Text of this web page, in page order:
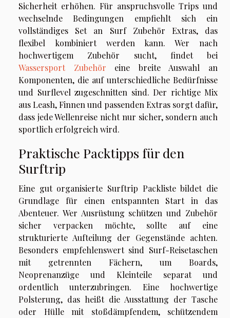
Sicherheit erhöhen. Für anspruchsvolle Trips und
wechselnde Bedingungen empfiehlt sich ein
vollständiges Set an Surf Zubehör Extras, das
flexibel kombiniert werden kann. Wer nach
hochwertigem Zubehör sucht, findet bei
Wassersport Zubehör eine breite Auswahl an
Komponenten, die auf unterschiedliche Bedürfnisse
und Surflevel zugeschnitten sind. Der richtige Mix
aus Leash, Finnen und passenden Extras sorgt dafür,
dass jede Wellenreise nicht nur sicher, sondern auch
sportlich erfolgreich wird.
Praktische Packtipps für den
Surftrip
Eine gut organisierte Surftrip Packliste bildet die
Grundlage für einen entspannten Start in das
Abenteuer. Wer Ausrüstung schützen und Zubehör
sicher verpacken möchte, sollte auf eine
strukturierte Aufteilung der Gegenstände achten.
Besonders empfehlenswert sind Surf-Reisetaschen
mit getrennten Fächern, um Boards,
Neoprenanzüge und Kleinteile separat und
ordentlich unterzubringen. Eine hochwertige
Polsterung, das heißt die Ausstattung der Tasche
oder Hülle mit stoßdämpfendem, schützendem